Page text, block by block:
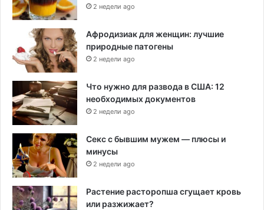
2 недели ago
Афродизиак для женщин: лучшие
природные патогены
2 недели ago
Что нужно для развода в США: 12
необходимых документов
2 недели ago
Секс с бывшим мужем — плюсы и
минусы
2 недели ago
Растение расторопша сгущает кровь
или разжижает?